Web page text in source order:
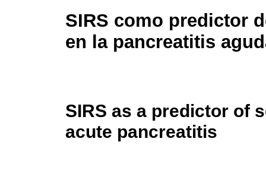
SIRS como predictor
en la pancreatitis
SIRS as a predictor of
acute pancreatitis